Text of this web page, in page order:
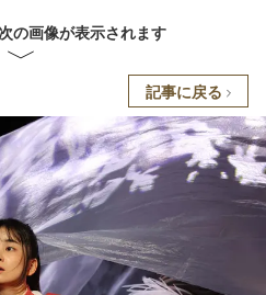
の画像が表示されます
記事に戻る